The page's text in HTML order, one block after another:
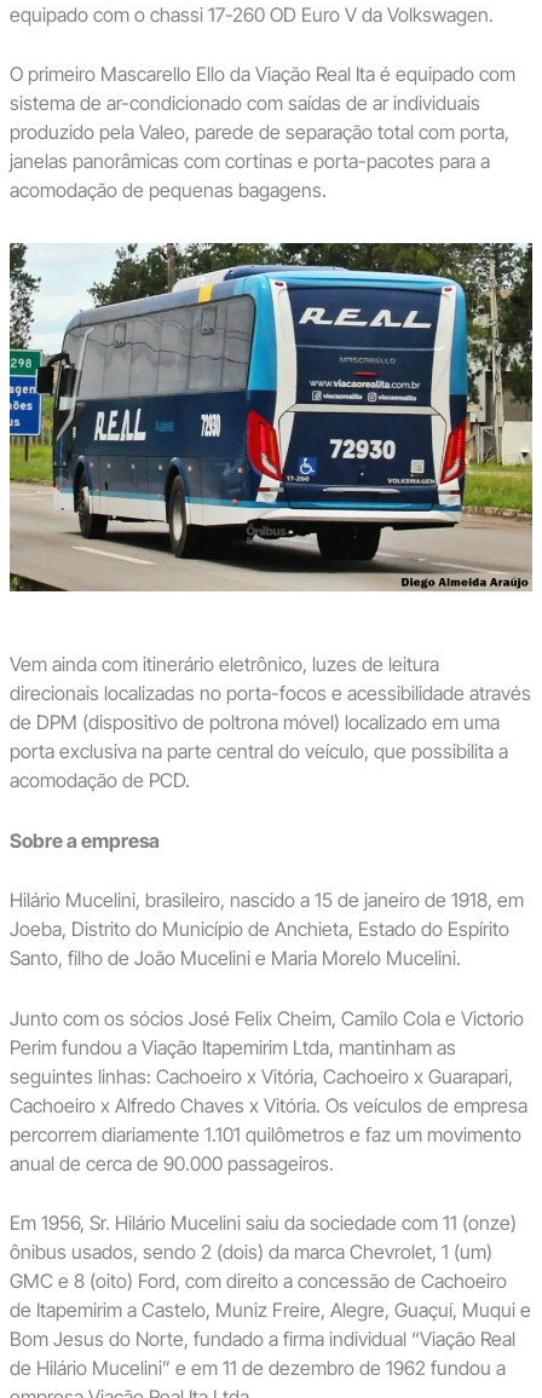
equipado com o chassi 17-260 OD Euro V da Volkswagen.
O primeiro Mascarello Ello da Viação Real Ita é equipado com
sistema de ar-condicionado com saídas de ar individuais
produzido pela Valeo, parede de separação total com porta,
janelas panorâmicas com cortinas e porta-pacotes para a
acomodação de pequenas bagagens.
Vem ainda com itinerário eletrônico, luzes de leitura
direcionais localizadas no porta-focos e acessibilidade através
de DPM (dispositivo de poltrona móvel) localizado em uma
porta exclusiva na parte central do veículo, que possibilita a
acomodação de PCD.
Sobre a empresa
Hilário Mucelini, brasileiro, nascido a 15 de janeiro de 1918, em
Joeba, Distrito do Município de Anchieta, Estado do Espírito
Santo, filho de João Mucelini e Maria Morelo Mucelini.
Junto com os sócios José Felix Cheim, Camilo Cola e Victorio
Perim fundou a Viação Itapemirim Ltda, mantinham as
seguintes linhas: Cachoeiro x Vitória, Cachoeiro x Guarapari,
Cachoeiro x Alfredo Chaves x Vitória. Os veículos de empresa
percorrem diariamente 1.101 quilômetros e faz um movimento
anual de cerca de 90.000 passageiros.
Em 1956, Sr. Hilário Mucelini saiu da sociedade com 11 (onze)
ônibus usados, sendo 2 (dois) da marca Chevrolet, 1 (um)
GMC e 8 (oito) Ford, com direito a concessão de Cachoeiro
de Itapemirim a Castelo, Muniz Freire, Alegre, Guaçuí, Muqui e
Bom Jesus do Norte, fundado a firma individual “Viação Real
de Hilário Mucelini” e em 11 de dezembro de 1962 fundou a